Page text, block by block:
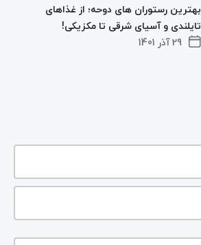
29 آذر 1401
بهترین رستوران های دوحه؛ از غذاهای
تایلندی و آسیای شرقی تا مکزیکی!